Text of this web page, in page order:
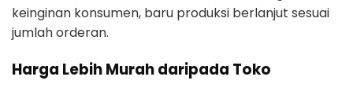
keinginan konsumen, baru produksi berlanjut sesuai
jumlah orderan.
Harga Lebih Murah daripada Toko